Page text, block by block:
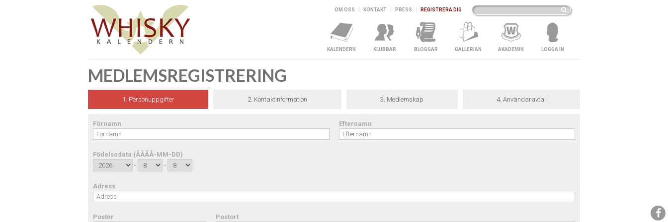
OM OSS KONTAKT PRESS REGISTRERA DIG
KALENDERN KLUBBAR BLOGGAR GALLERIAN AKADEMIN LOGGA IN
MEDLEMSREGISTRERING
1. Personuppgifter 2. Kontaktinformation 3. Medlemskap 4. Användaravtal
Förnamn Efternamn
Födelsedata (ÅÅÅÅ-MM-DD)
-
-
Adress
Postnr Postort